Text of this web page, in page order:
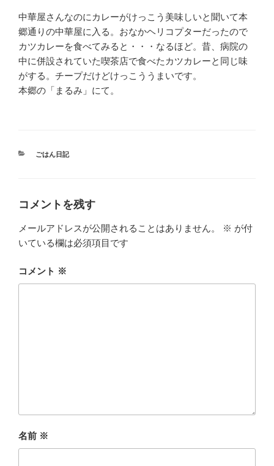
中華屋さんなのにカレーがけっこう美味しいと聞いて本
郷通りの中華屋に入る。おなかヘリコプターだったので
カツカレーを食べてみると・・・なるほど。昔、病院の
中に併設されていた喫茶店で食べたカツカレーと同じ味
がする。チープだけどけっこううまいです。
本郷の「まるみ」にて。
カ
ごはん日記
コメントを残す
メールアドレスが公開されることはありません。 ※ が付
いている欄は必須項目です
コメント ※
名前 ※